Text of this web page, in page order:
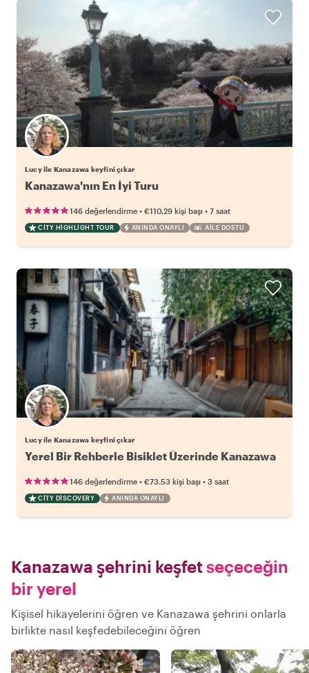
Lucy ile Kanazawa keyfini çıkar
Kanazawa'nın En İyi Turu
146 değerlendirme • €110.29 kişi başı • 7 saat
CITY HIGHLIGHT TOUR ANINDA ONAYLI AILE DOSTU
Lucy ile Kanazawa keyfini çıkar
Yerel Bir Rehberle Bisiklet Üzerinde Kanazawa
146 değerlendirme • €73.53 kişi başı • 3 saat
CITY DISCOVERY ANINDA ONAYLI
Kanazawa şehrini keşfetseçeceğin
bir yerel
Kişisel hikayelerini öğren ve Kanazawa şehrini onlarla
birlikte nasıl keşfedebileceğini öğren